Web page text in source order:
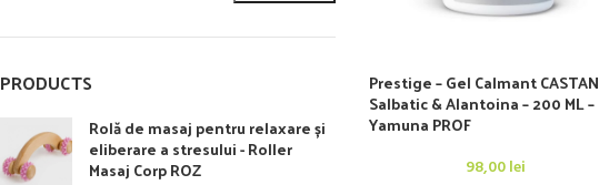
PRODUCTS
Rolă de masaj pentru relaxare și
eliberare a stresului - Roller
Masaj Corp ROZ
Prestige – Gel Calmant CASTAN
Salbatic & Alantoina – 200 ML –
Yamuna PROF
98,00lei